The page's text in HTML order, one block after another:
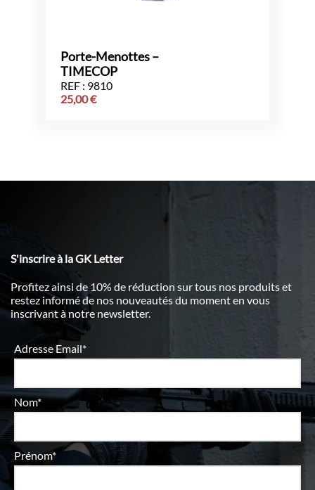
Porte-Menottes –
TIMECOP
REF : 9810
25,00€
S'inscrire à la GK Letter
Profitez ainsi de 10% de réduction sur tous nos produits et
restez informé de nos nouveautés du moment en vous
inscrivant à notre newsletter.
Adresse Email*
Nom*
Prénom*